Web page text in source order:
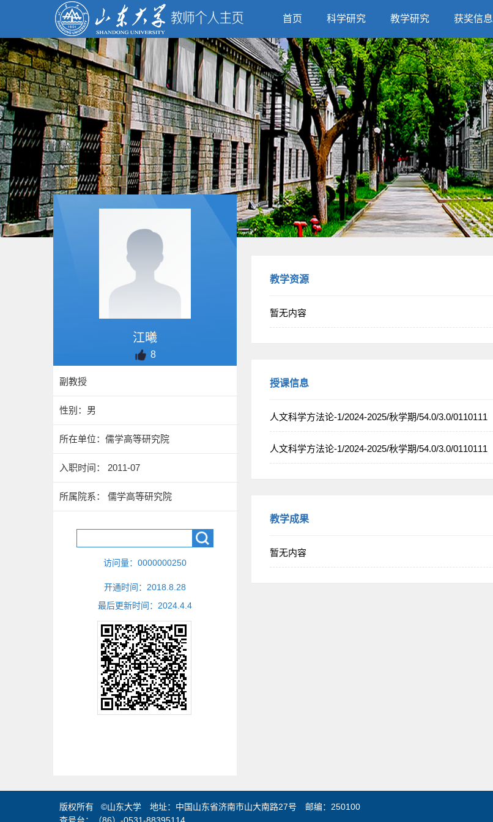
首页 科学研究 教学研究 获奖信息
江曦
8
副教授
性别：男
所在单位：儒学高等研究院
入职时间： 2011-07
所属院系： 儒学高等研究院
访问量： 0000000250
开通时间： 2018 8 28
最后更新时间： 2024 4 4
教学资源
暂无内容
授课信息
人文科学方法论-1/2024-2025/秋学期/54.0/3.0/0110111
人文科学方法论-1/2024-2025/秋学期/54.0/3.0/0110111
教学成果
暂无内容
版权所有 ©山东大学 地址：中国山东省济南市山大南路27号 邮编：250100